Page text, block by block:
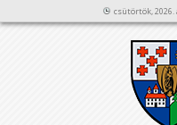
csütörtök, 2026.